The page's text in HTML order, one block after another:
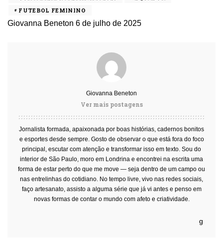
FUTEBOL FEMININO
Giovanna Beneton 6 de julho de 2025
Giovanna Beneton
Ver mais postagens
Jornalista formada, apaixonada por boas histórias, cadernos bonitos
e esportes desde sempre. Gosto de observar o que está fora do foco
principal, escutar com atenção e transformar isso em texto. Sou do
interior de São Paulo, moro em Londrina e encontrei na escrita uma
forma de estar perto do que me move — seja dentro de um campo ou
nas entrelinhas do cotidiano. No tempo livre, vivo nas redes sociais,
faço artesanato, assisto a alguma série que já vi antes e penso em
novas formas de contar o mundo com afeto e criatividade.